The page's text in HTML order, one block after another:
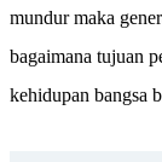
mundur maka
bagaimana tujuan
kehidupan bangsa